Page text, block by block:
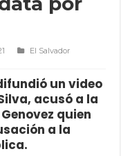
El Salvador
un video
acusó a la
quien
a la